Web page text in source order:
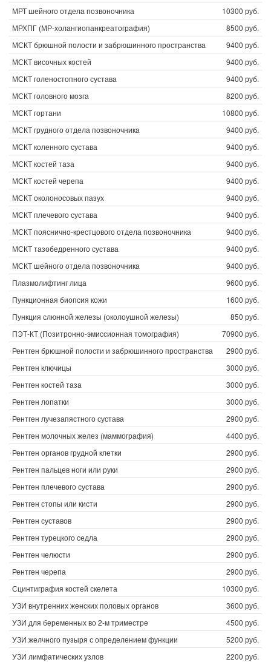
МРТ шейного отдела позвоночника
10300 руб.
МРХПГ (МР-холангиопанкреатография)
8500 руб.
МСКТ брюшной полости и забрюшинного пространства
9400 руб.
МСКТ височных костей
9400 руб.
МСКТ голеностопного сустава
9400 руб.
МСКТ головного мозга
8200 руб.
МСКТ гортани
10800 руб.
МСКТ грудного отдела позвоночника
9400 руб.
МСКТ коленного сустава
9400 руб.
МСКТ костей таза
9400 руб.
МСКТ костей черепа
9400 руб.
МСКТ околоносовых пазух
9400 руб.
МСКТ плечевого сустава
9400 руб.
МСКТ пояснично-крестцового отдела позвоночника
9400 руб.
МСКТ тазобедренного сустава
9400 руб.
МСКТ шейного отдела позвоночника
9400 руб.
Плазмолифтинг лица
9600 руб.
Пункционная биопсия кожи
1600 руб.
Пункция слюнной железы (околоушной железы)
850 руб.
ПЭТ-КТ (Позитронно-эмиссионная томография)
70900 руб.
Рентген брюшной полости и забрюшинного пространства
2900 руб.
Рентген ключицы
3000 руб.
Рентген костей таза
3000 руб.
Рентген лопатки
3000 руб.
Рентген лучезапястного сустава
2900 руб.
Рентген молочных желез (маммография)
4400 руб.
Рентген органов грудной клетки
2900 руб.
Рентген пальцев ноги или руки
2900 руб.
Рентген плечевого сустава
2900 руб.
Рентген стопы или кисти
2900 руб.
Рентген суставов
2900 руб.
Рентген турецкого седла
2900 руб.
Рентген челюсти
2900 руб.
Рентген черепа
2900 руб.
Сцинтиграфия костей скелета
10300 руб.
УЗИ внутренних женских половых органов
3600 руб.
УЗИ для беременных во 2-м триместре
4500 руб.
УЗИ желчного пузыря с определением функции
5200 руб.
УЗИ лимфатических узлов
2200 руб.